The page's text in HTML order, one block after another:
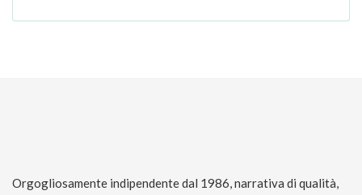
Orgogliosamente indipendente dal 1986, narrativa di qualità,